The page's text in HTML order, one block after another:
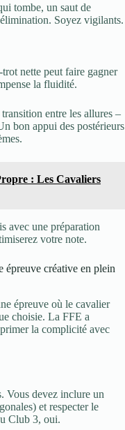
tombe, un saut de
Soyez vigilants.
nette peut faire gagner
la fluidité.
entre les allures –
bon appui des postérieurs
: Les Cavaliers
avec une préparation
votre note.
épreuve créative en plein
épreuve où le cavalier
choisie. La FFE a
la complicité avec
Vous devez inclure un
et respecter le
Club 3, oui.